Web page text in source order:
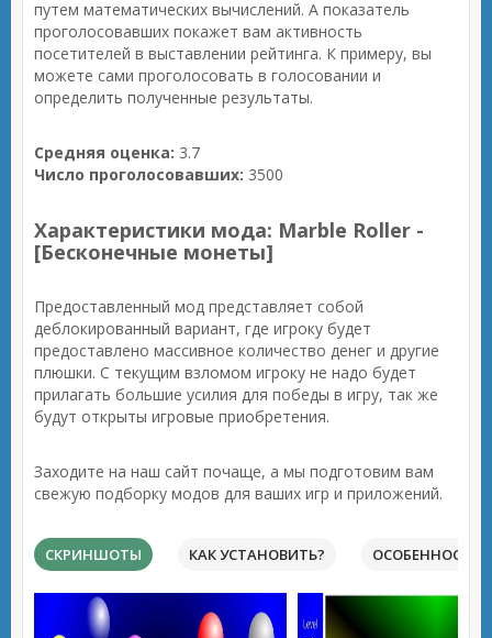
путем математических вычислений. А показатель
проголосовавших покажет вам активность
посетителей в выставлении рейтинга. К примеру, вы
можете сами проголосовать в голосовании и
определить полученные результаты.
Средняя оценка: 3.7
Число проголосовавших: 3500
Характеристики мода: Marble Roller -
[Бесконечные монеты]
Предоставленный мод представляет собой
деблокированный вариант, где игроку будет
предоставлено массивное количество денег и другие
плюшки. С текущим взломом игроку не надо будет
прилагать большие усилия для победы в игру, так же
будут открыты игровые приобретения.
Заходите на наш сайт почаще, а мы подготовим вам
свежую подборку модов для ваших игр и приложений.
СКРИНШОТЫ КАК УСТАНОВИТЬ? ОСОБЕННОСТИ